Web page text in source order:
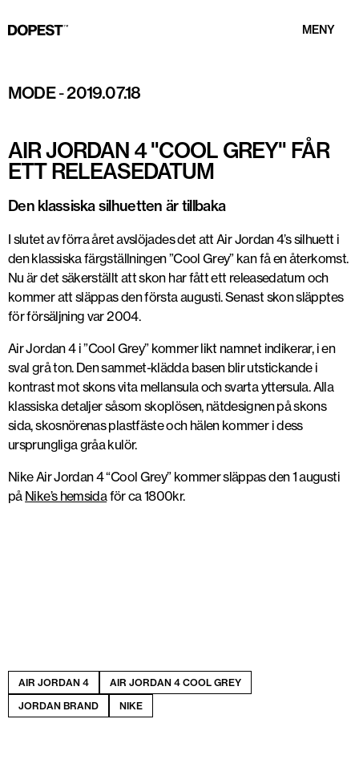
MENY
MODE-2019.07.18
AIR JORDAN 4 "COOL GREY" FÅR
ETT RELEASEDATUM
Den klassiska silhuetten är tillbaka
I slutet av förra året avslöjades det att Air Jordan 4’s silhuett i
den klassiska färgställningen ”Cool Grey” kan få en återkomst.
Nu är det säkerställt att skon har fått ett releasedatum och
kommer att släppas den första augusti. Senast skon släpptes
för försäljning var 2004.
Air Jordan 4 i ”Cool Grey” kommer likt namnet indikerar, i en
sval grå ton. Den sammet-klädda basen blir utstickande i
kontrast mot skons vita mellansula och svarta yttersula. Alla
klassiska detaljer såsom skoplösen, nätdesignen på skons
sida, skosnörenas plastfäste och hälen kommer i dess
ursprungliga gråa kulör.
Nike Air Jordan 4 “Cool Grey” kommer släppas den 1 augusti
på Nike’s hemsidaför ca 1800kr.
AIR JORDAN 4
AIR JORDAN 4 COOL GREY
JORDAN BRAND
NIKE